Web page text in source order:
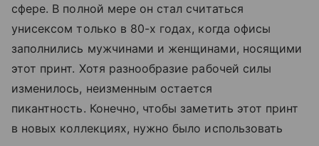
сфере. В полной мере он стал считаться
унисексом только в 80-х годах, когда офисы
заполнились мужчинами и женщинами, носящими
этот принт. Хотя разнообразие рабочей силы
изменилось, неизменным остается
пикантность. Конечно, чтобы заметить этот принт
в новых коллекциях, нужно было использовать